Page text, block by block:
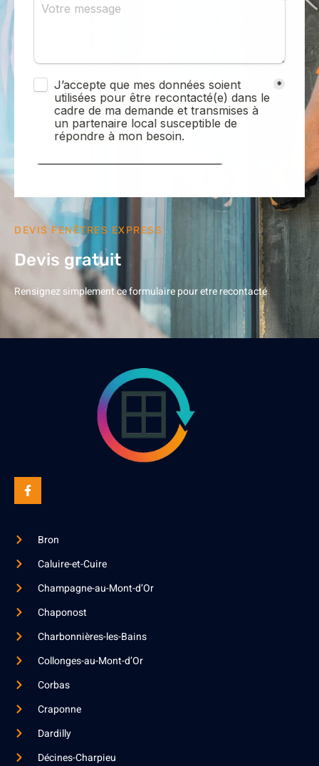
DEVIS FENÊTRES EXPRESS
Devis gratuit
Rensignez simplement ce formulaire pour etre recontacté
Bron
Caluire-et-Cuire
Champagne-au-Mont-d’Or
Chaponost
Charbonnières-les-Bains
Collonges-au-Mont-d’Or
Corbas
Craponne
Dardilly
Décines-Charpieu